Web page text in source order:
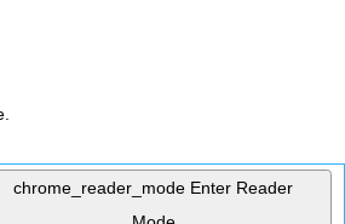
chrome_reader_mode Enter Reader